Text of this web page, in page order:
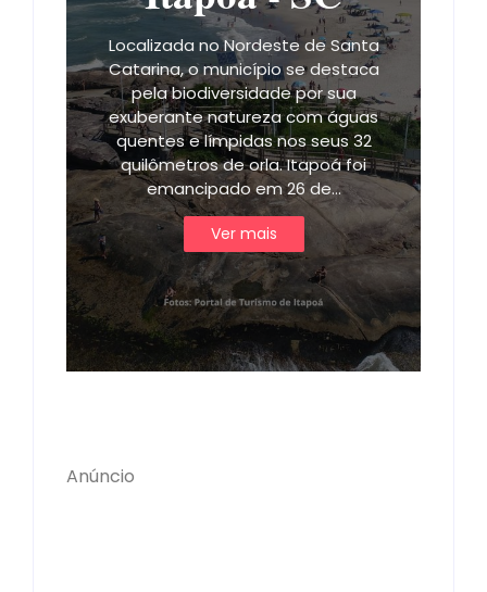
Localizada no Nordeste de Santa
Catarina, o município se destaca
pela biodiversidade por sua
exuberante natureza com águas
quentes e límpidas nos seus 32
quilômetros de orla. Itapoá foi
emancipado em 26 de…
Ver mais
Anúncio